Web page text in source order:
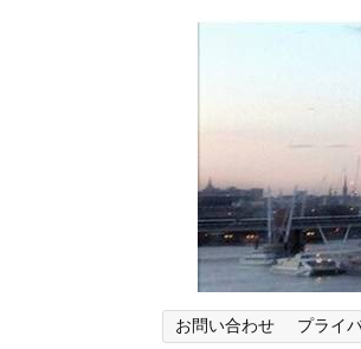
お問い合わせ プライ